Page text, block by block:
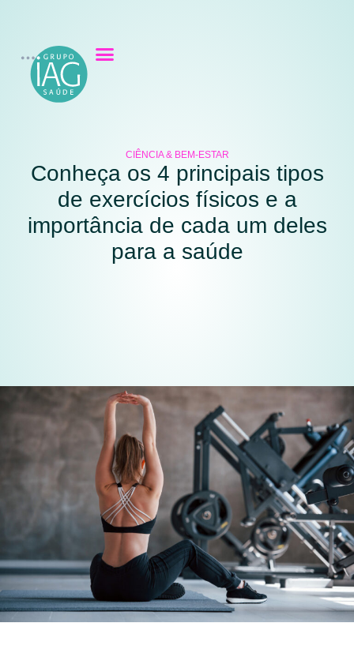
CIÊNCIA & BEM-ESTAR
Conheça os 4 principais tipos
de exercícios físicos e a
importância de cada um deles
para a saúde